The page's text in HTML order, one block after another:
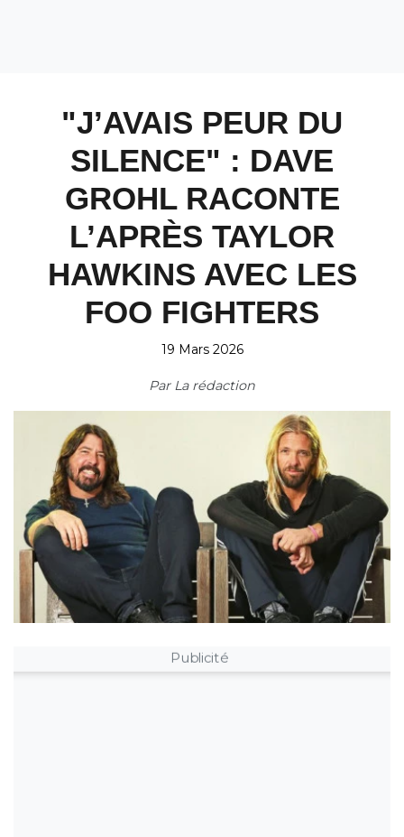
"J’AVAIS PEUR DU
SILENCE" : DAVE
GROHL RACONTE
L’APRÈS TAYLOR
HAWKINS AVEC LES
FOO FIGHTERS
19 Mars 2026
Par La rédaction
Publicité